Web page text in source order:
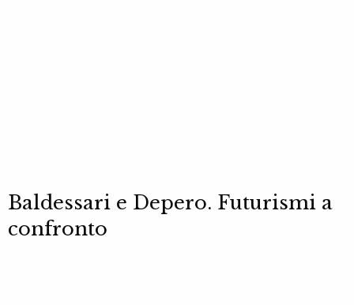
Baldessari e Depero. Futurismi a
confronto